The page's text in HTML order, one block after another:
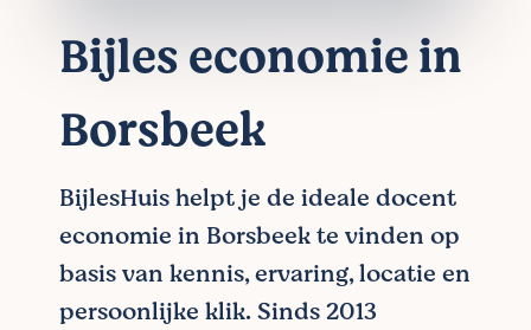
Bijles economie in
Borsbeek
BijlesHuis helpt je de ideale docent
economie in Borsbeek te vinden op
basis van kennis, ervaring, locatie en
persoonlijke klik. Sinds 2013